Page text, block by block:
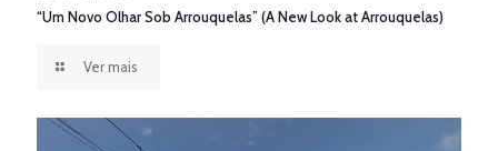
“Um Novo Olhar Sob Arrouquelas” (A New Look at Arrouquelas)
Ver mais